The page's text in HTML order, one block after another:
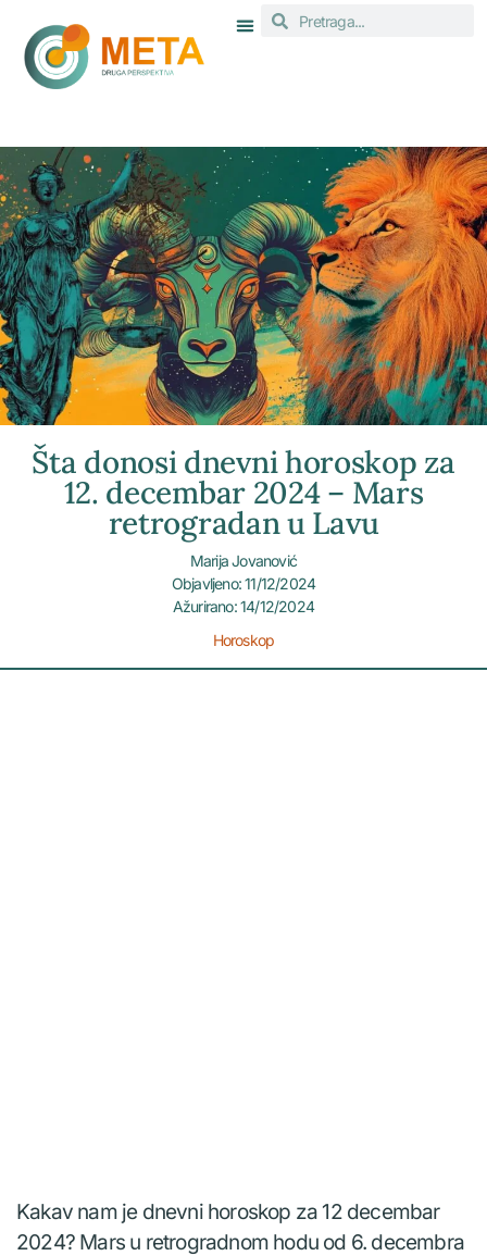
Šta donosi dnevni horoskop za
12. decembar 2024 – Mars
retrogradan u Lavu
Marija Jovanović
Objavljeno: 11/12/2024
Ažurirano: 14/12/2024
Horoskop
Kakav nam je dnevni horoskop za 12 decembar
2024? Mars u retrogradnom hodu od 6. decembra